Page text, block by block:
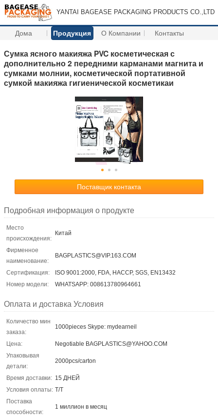
YANTAI BAGEASE PACKAGING PRODUCTS CO.,LTD
Дома Продукция О Компании Контакты
Сумка ясного макияжа PVC косметическая с
дополнительно 2 передними карманами магнита и
сумками молнии, косметической портативной
сумкой макияжа гигиенической косметикаи
Поставщик контакта
Подробная информация о продукте
Место
происхождения:
Китай
Фирменное
наименование:
BAGPLASTICS@VIP.163.COM
Сертификация:
ISO 9001:2000, FDA, HACCP, SGS, EN13432
Номер модели:
WHATSAPP: 008613780964661
Оплата и доставка Условия
Количество мин
заказа:
1000pieces Skype: mydearneil
Цена:
Negotiable BAGPLASTICS@YAHOO.COM
Упаковывая
детали:
2000pcs/carton
Время доставки: 15 ДНЕЙ
Условия оплаты: T/T
Поставка
способности:
1 миллион в месяц